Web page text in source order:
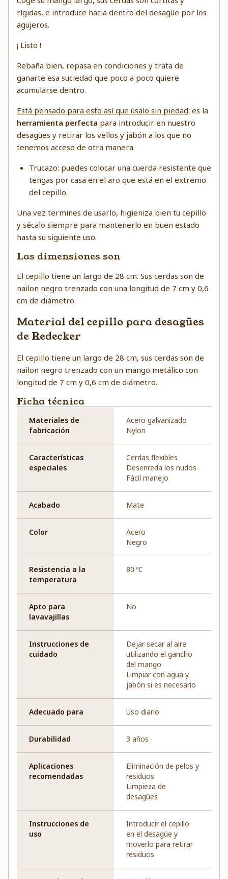
rígidas, e introduce hacia dentro del desagüe por los
agujeros.
¡ Listo !
Rebaña bien, repasa en condiciones y trata de
ganarte esa suciedad que poco a poco quiere
acumularse dentro.
Está pensado para esto así que úsalo sin piedad: es la
herramienta perfecta para introducir en nuestro
desagües y retirar los vellos y jabón a los que no
tenemos acceso de otra manera.
Trucazo: puedes colocar una cuerda resistente que
tengas por casa en el aro que está en el extremo
del cepillo.
Una vez termines de usarlo, higieniza bien tu cepillo
y sécalo siempre para mantenerlo en buen estado
hasta su siguiente uso.
Las dimensiones son
El cepillo tiene un largo de 28 cm. Sus cerdas son de
nailon negro trenzado con una longitud de 7 cm y 0,6
cm de diámetro.
Material del cepillo para desagües
de Redecker
El cepillo tiene un largo de 28 cm, sus cerdas son de
nailon negro trenzado con un mango metálico con
longitud de 7 cm y 0,6 cm de diámetro.
Ficha técnica
Materiales de
fabricación
Acero galvanizado
Nylon
Características
especiales
Cerdas flexibles
Desenreda los nudos
Fácil manejo
Acabado Mate
Color
Acero
Negro
Resistencia a la
temperatura
80 ºC
Apto para
lavavajillas
No
Instrucciones de
cuidado
Dejar secar al aire
utilizando el gancho
del mango
Limpiar con agua y
jabón si es necesario
Adecuado para Uso diario
Durabilidad 3 años
Aplicaciones
recomendadas
Eliminación de pelos y
residuos
Limpieza de
desagües
Instrucciones de
uso
Introducir el cepillo
en el desagüe y
moverlo para retirar
residuos